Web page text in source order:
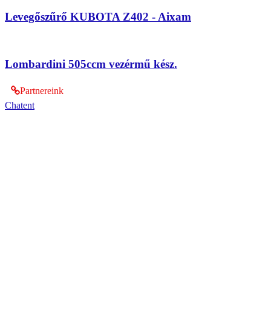
Levegőszűrő KUBOTA Z402 - Aixam
Lombardini 505ccm vezérmű kész.
Partnereink
Chatent